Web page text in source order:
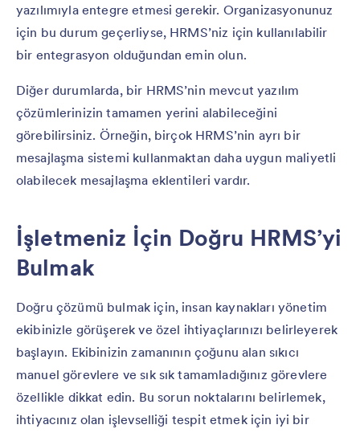
yazılımıyla entegre etmesi gerekir. Organizasyonunuz
için bu durum geçerliyse, HRMS’niz için kullanılabilir
bir entegrasyon olduğundan emin olun.
Diğer durumlarda, bir HRMS’nin mevcut yazılım
çözümlerinizin tamamen yerini alabileceğini
görebilirsiniz. Örneğin, birçok HRMS’nin ayrı bir
mesajlaşma sistemi kullanmaktan daha uygun maliyetli
olabilecek mesajlaşma eklentileri vardır.
İşletmeniz İçin Doğru HRMS’yi
Bulmak
Doğru çözümü bulmak için, insan kaynakları yönetim
ekibinizle görüşerek ve özel ihtiyaçlarınızı belirleyerek
başlayın. Ekibinizin zamanının çoğunu alan sıkıcı
manuel görevlere ve sık sık tamamladığınız görevlere
özellikle dikkat edin. Bu sorun noktalarını belirlemek,
ihtiyacınız olan işlevselliği tespit etmek için iyi bir